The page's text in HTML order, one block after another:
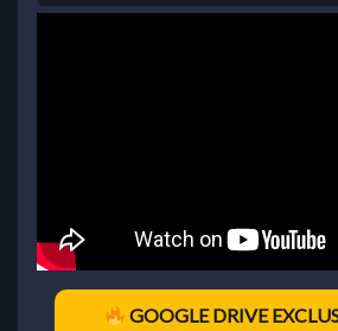
GOOGLE DRIVE